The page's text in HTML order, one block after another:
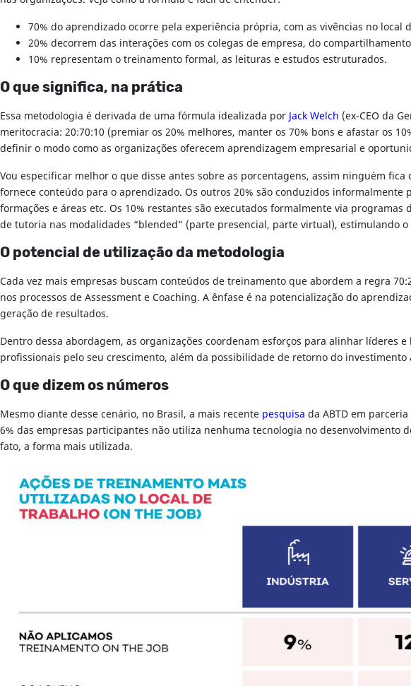
70% do aprendizado ocorre pela experiência própria, com as vivências no local
20% decorrem das interações com os colegas de empresa, do
10% representam o treinamento formal, as leituras e estudos estruturados.
O que significa, na prática
Essa metodologia é derivada de uma fórmula idealizada por Jack Welch (ex-CEO da
meritocracia: 20:70:10 (premiar os 20% melhores, manter os 70% bons e afastar os
definir o modo como as organizações oferecem aprendizagem empresarial e
Vou especificar melhor o que disse antes sobre as porcentagens, assim ninguém
fornece conteúdo para o aprendizado. Os outros 20% são conduzidos
formações e áreas etc. Os 10% restantes são executados formalmente via
de tutoria nas modalidades “blended” (parte presencial, parte virtual), estimulando
O potencial de utilização da metodologia
Cada vez mais empresas buscam conteúdos de treinamento que abordem a regra
nos processos de Assessment e Coaching. A ênfase é na potencialização do
geração de resultados.
Dentro dessa abordagem, as organizações coordenam esforços para alinhar
profissionais pelo seu crescimento, além da possibilidade de retorno do investimento
O que dizem os números
Mesmo diante desse cenário, no Brasil, a mais recente pesquisa da ABTD em
6% das empresas participantes não utiliza nenhuma tecnologia no desenvolvimento
fato, a forma mais utilizada.